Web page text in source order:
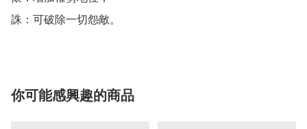
誅：可破除一切怨敵。
你可能感興趣的商品